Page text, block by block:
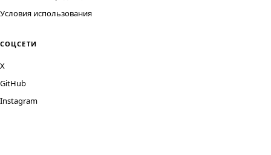
Условия использования
СОЦСЕТИ
X
GitHub
Instagram